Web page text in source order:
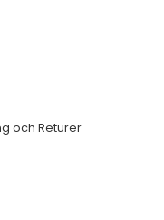
och Returer